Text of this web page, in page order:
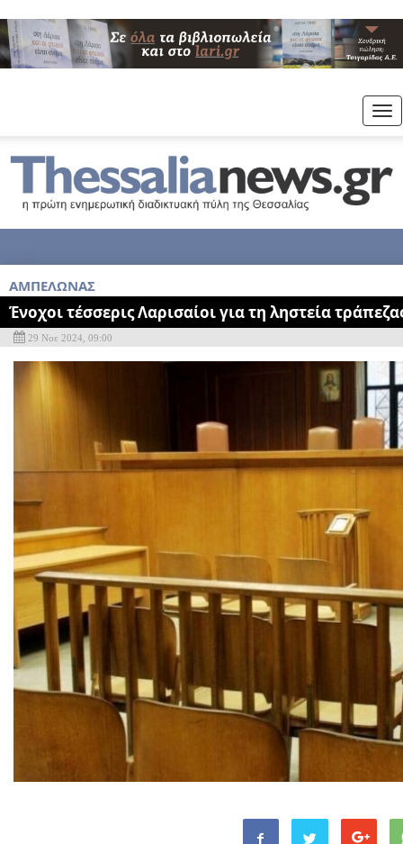
AMΠΕΛΩΝΑΣ
Ένοχοι τέσσερις Λαρισαίοι για τη ληστεία
29 Νοε 2024, 09:00